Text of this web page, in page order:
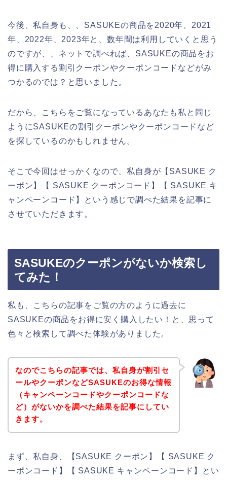
今後、私自身も、、SASUKEの商品を2020年、2021
年、2022年、2023年と、数年間は利用していくと思う
のですが、、ネットで調べれば、SASUKEの商品をお
得に購入する割引クーポンやクーポンコードなどがみ
つかるのでは？と思いました。
だから、こちらをご覧になっているあなたも私と同じ
ようにSASUKEの割引クーポンやクーポンコードなど
を探しているのかもしれません。
そこで今回はせっかくなので、私自身が【SASUKE ク
ーポン】【 SASUKE クーポンコード】【 SASUKE キ
ャンペーンコード】という感じで調べた結果を記事に
させていただきます。
SASUKEのクーポンがないか検索し
てみた！
私も、こちらの記事をご覧の方のように過去に
SASUKEの商品をお得に安く購入したい！と、思って
色々と検索して調べた体験がありました。
なのでこちらの記事では、私自身が割引セ
ールやクーポンなどSASUKEのお得な情報
（キャンペーンコードやクーポンコードな
ど）がないかを調べた結果を記事にしてい
きます。
まず、私自身、【SASUKE クーポン】【 SASUKE ク
ーポンコード】【 SASUKE キャンペーンコード】とい